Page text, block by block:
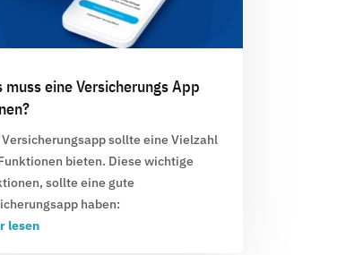
muss eine Versicherungs App
Versicherungsapp sollte eine Vielzahl
bieten. Diese wichtige
sollte eine gute
haben:
lesen